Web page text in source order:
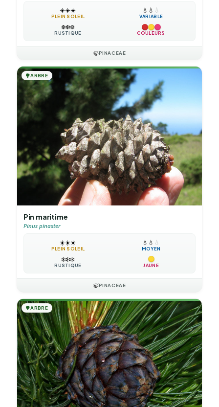
☀️☀️☀️
PLEIN SOLEIL
💧 💧 💧
VARIABLE
❄️❄️❄️
RUSTIQUE COULEURS
🍃PINACEAE
🌳ARBRE
Pin maritime
Pinus pinaster
☀️☀️☀️
PLEIN SOLEIL
💧 💧 💧
MOYEN
❄️❄️❄️
RUSTIQUE JAUNE
🍃PINACEAE
🌳ARBRE